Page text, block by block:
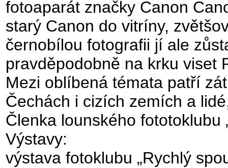
fotoaparát značky Canon
starý Canon do vitríny,
černobílou fotografii jí ale
pravděpodobně na krku viset
Mezi oblíbená témata patří
Čechách i cizích zemích a
Členka lounského fototoklubu
Výstavy:
výstava fotoklubu „Rychlý